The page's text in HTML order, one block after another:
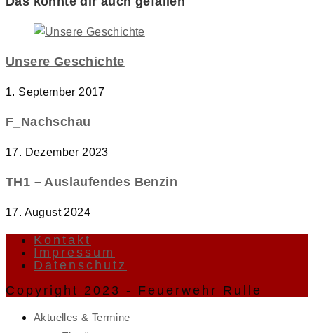
Unsere Geschichte
1. September 2017
F_Nachschau
17. Dezember 2023
TH1 – Auslaufendes Benzin
17. August 2024
Kontakt
Impressum
Datenschutz
Copyright 2023 - Feuerwehr Rulle
Aktuelles & Termine